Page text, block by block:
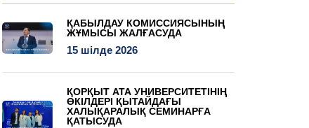
ҚАБЫЛДАУ КОМИССИЯСЫНЫҢ
ЖҰМЫСЫ ЖАЛҒАСУДА
15 шілде 2026
ҚОРҚЫТ АТА УНИВЕРСИТЕТІНІҢ
ӨКІЛДЕРІ ҚЫТАЙДАҒЫ
ХАЛЫҚАРАЛЫҚ СЕМИНАРҒА
ҚАТЫСУДА